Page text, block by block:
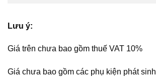
Lưu ý:
Giá trên chưa bao gồm thuế VAT 10%
Giá chưa bao gồm các phụ kiện phát sinh